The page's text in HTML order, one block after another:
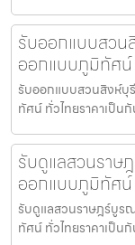
รับออกแบบสวน
ออกแบบภูมิทัศน์
รับออกแบบสวนสิงห์
ทัศน์ ทั่วไทยราคาเป็น
รับดูแลสวนราษ
ออกแบบภูมิทัศน์
รับดูแลสวนราษฎร์บูร
ทัศน์ ทั่วไทยราคาเป็น